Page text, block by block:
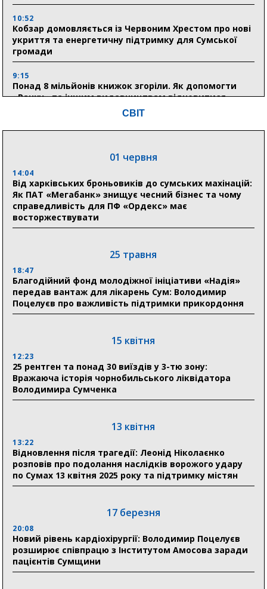
10:52
Кобзар домовляється із Червоним Хрестом про нові
укриття та енергетичну підтримку для Сумської
громади
9:15
Понад 8 мільйонів книжок згоріли. Як допомогти
«Ранку» та іншим видавництвам відновитися
04 серпня
Пенсійний фонд Сумщини спрямував 0,2 млрд грн
на пенсії, страхові виплати та підтримку
прифронтових громад
прифронтової Сумщини: перша група оздоровилася
в Австрії
18:30
Ніколаєнко: у Сумах погодили 115 компенсацій на
відновлення житла майже на 6,6 млн грн
21:01
До 19 400 гривень на паливо: Пенсійний фонд
Сумщини пояснив, як отримати допомогу на зиму
«Укрексімбанк» припиняє виплату пенсій: у
людям
11:00
Артем Кобзар вручив родинам 20 полеглих Героїв
19:38
Сумська клінічна лікарня Святого Пантелеймона
здобула головну відзнаку в медичній сфері України
СВІТ
01 червня
14:04
Від харківських броньовиків до сумських махінацій:
Як ПАТ «Мегабанк» знищує чесний бізнес та чому
справедливість для ПФ «Ордекс» має
восторжествувати
25 травня
18:47
Благодійний фонд молодіжної ініціативи «Надія»
передав вантаж для лікарень Сум: Володимир
Поцелуєв про важливість підтримки прикордоння
15 квітня
12:23
25 рентген та понад 30 виїздів у 3-тю зону:
Вражаюча історія чорнобильського ліквідатора
Володимира Сумченка
13 квітня
13:22
Відновлення після трагедії: Леонід Ніколаєнко
розповів про подолання наслідків ворожого удару
по Сумах 13 квітня 2025 року та підтримку містян
17 березня
20:08
Новий рівень кардіохірургії: Володимир Поцелуєв
розширює співпрацю з Інститутом Амосова заради
пацієнтів Сумщини